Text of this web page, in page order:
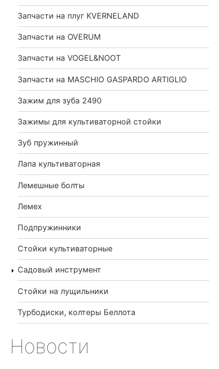
Запчасти на плуг KVERNELAND
Запчасти на OVERUM
Запчасти на VOGEL&NOOT
Запчасти на MASCHIO GASPARDO ARTIGLIO
Зажим для зуба 2490
Зажимы для культиваторной стойки
Зуб пружинный
Лапа культиваторная
Лемешные болты
Лемех
Подпружинники
Стойки культиваторные
Садовый инструмент
Стойки на лущильники
Турбодиски, колтеры Беллота
Новости